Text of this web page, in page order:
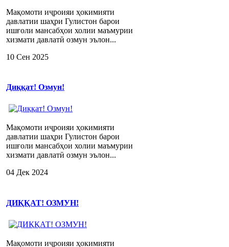
Мақомоти иҷроияи ҳокимияти
давлатии шаҳри Гулистон барои
ишғоли мансабҳои холии маъмурии
хизмати давлатӣ озмун эълон...
10 Сен 2025
Диққат! Озмун!
Мақомоти иҷроияи ҳокимияти
давлатии шаҳри Гулистон барои
ишғоли мансабҳои холии маъмурии
хизмати давлатӣ озмун эълон...
04 Дек 2024
ДИҚҚАТ! ОЗМУН!
Мақомоти иҷроияи ҳокимияти